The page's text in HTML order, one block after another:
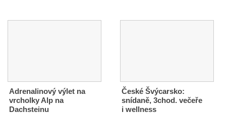
Adrenalinový výlet na
vrcholky Alp na
Dachsteinu
České Švýcarsko:
snídaně, 3chod. večeře
i wellness